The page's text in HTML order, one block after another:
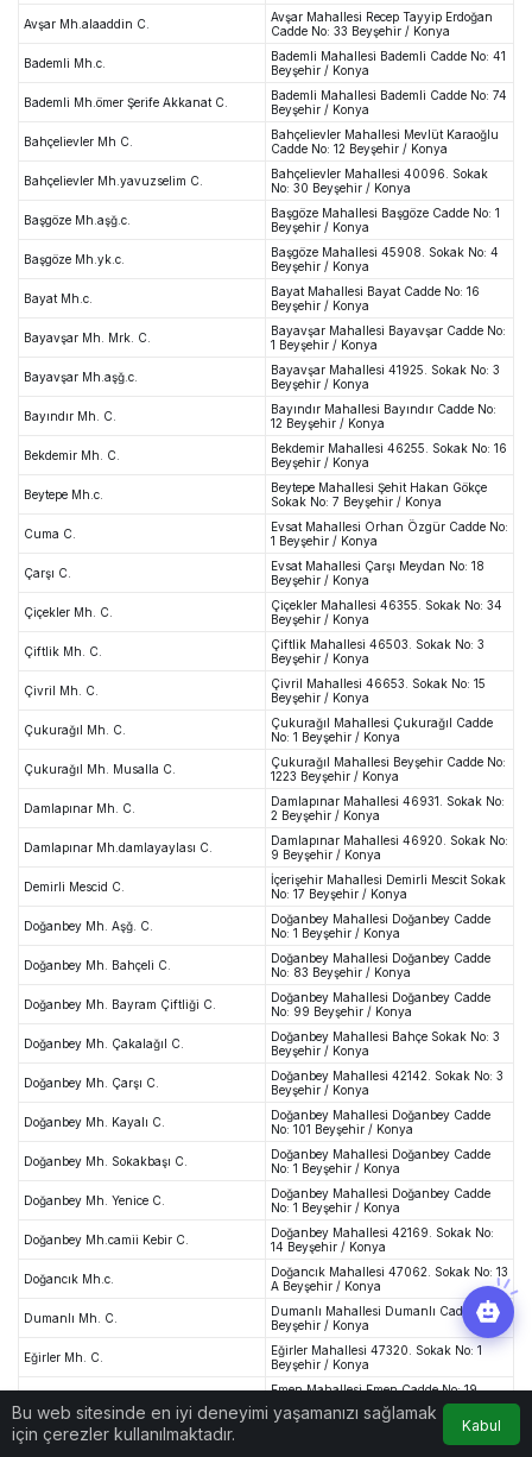
Avşar Mh.alaaddin C.
Avşar Mahallesi Recep Tayyip Erdoğan
Cadde No: 33 Beyşehir / Konya
Bademli Mh.c.
Bademli Mahallesi Bademli Cadde No: 41
Beyşehir / Konya
Bademli Mh.ömer Şerife Akkanat C.
Bademli Mahallesi Bademli Cadde No: 74
Beyşehir / Konya
Bahçelievler Mh C.
Bahçelievler Mahallesi Mevlüt Karaoğlu
Cadde No: 12 Beyşehir / Konya
Bahçelievler Mh.yavuzselim C.
Bahçelievler Mahallesi 40096. Sokak
No: 30 Beyşehir / Konya
Başgöze Mh.aşğ.c.
Başgöze Mahallesi Başgöze Cadde No: 1
Beyşehir / Konya
Başgöze Mh.yk.c.
Başgöze Mahallesi 45908. Sokak No: 4
Beyşehir / Konya
Bayat Mh.c.
Bayat Mahallesi Bayat Cadde No: 16
Beyşehir / Konya
Bayavşar Mh. Mrk. C.
Bayavşar Mahallesi Bayavşar Cadde No:
1 Beyşehir / Konya
Bayavşar Mh.aşğ.c.
Bayavşar Mahallesi 41925. Sokak No: 3
Beyşehir / Konya
Bayındır Mh. C.
Bayındır Mahallesi Bayındır Cadde No:
12 Beyşehir / Konya
Bekdemir Mh. C.
Bekdemir Mahallesi 46255. Sokak No: 16
Beyşehir / Konya
Beytepe Mh.c.
Beytepe Mahallesi Şehit Hakan Gökçe
Sokak No: 7 Beyşehir / Konya
Cuma C.
Evsat Mahallesi Orhan Özgür Cadde No:
1 Beyşehir / Konya
Çarşı C.
Evsat Mahallesi Çarşı Meydan No: 18
Beyşehir / Konya
Çiçekler Mh. C.
Çiçekler Mahallesi 46355. Sokak No: 34
Beyşehir / Konya
Çiftlik Mh. C.
Çiftlik Mahallesi 46503. Sokak No: 3
Beyşehir / Konya
Çivril Mh. C.
Çivril Mahallesi 46653. Sokak No: 15
Beyşehir / Konya
Çukurağıl Mh. C.
Çukurağıl Mahallesi Çukurağıl Cadde
No: 1 Beyşehir / Konya
Çukurağıl Mh. Musalla C.
Çukurağıl Mahallesi Beyşehir Cadde No:
1223 Beyşehir / Konya
Damlapınar Mh. C.
Damlapınar Mahallesi 46931. Sokak No:
2 Beyşehir / Konya
Damlapınar Mh.damlayaylası C.
Damlapınar Mahallesi 46920. Sokak No:
9 Beyşehir / Konya
Demirli Mescid C.
İçerişehir Mahallesi Demirli Mescit Sokak
No: 17 Beyşehir / Konya
Doğanbey Mh. Aşğ. C.
Doğanbey Mahallesi Doğanbey Cadde
No: 1 Beyşehir / Konya
Doğanbey Mh. Bahçeli C.
Doğanbey Mahallesi Doğanbey Cadde
No: 83 Beyşehir / Konya
Doğanbey Mh. Bayram Çiftliği C.
Doğanbey Mahallesi Doğanbey Cadde
No: 99 Beyşehir / Konya
Doğanbey Mh. Çakalağıl C.
Doğanbey Mahallesi Bahçe Sokak No: 3
Beyşehir / Konya
Doğanbey Mh. Çarşı C.
Doğanbey Mahallesi 42142. Sokak No: 3
Beyşehir / Konya
Doğanbey Mh. Kayalı C.
Doğanbey Mahallesi Doğanbey Cadde
No: 101 Beyşehir / Konya
Doğanbey Mh. Sokakbaşı C.
Doğanbey Mahallesi Doğanbey Cadde
No: 1 Beyşehir / Konya
Doğanbey Mh. Yenice C.
Doğanbey Mahallesi Doğanbey Cadde
No: 1 Beyşehir / Konya
Doğanbey Mh.camii Kebir C.
Doğanbey Mahallesi 42169. Sokak No:
14 Beyşehir / Konya
Doğancık Mh.c.
Doğancık Mahallesi 47062. Sokak No: 13
A Beyşehir / Konya
Dumanlı Mh. C.
Dumanlı Mahallesi Dumanlı Cadde No: 1
Beyşehir / Konya
Eğirler Mh. C.
Eğirler Mahallesi 47320. Sokak No: 1
Beyşehir / Konya
Emen Mahallesi Emen Cadde No: 19
Emen Mh. Ulu C.
Emen Mahallesi 42396. Sokak No: 15
Bu web sitesinde en iyi deneyimi yaşamanızı sağlamak
için çerezler kullanılmaktadır.
Kabul